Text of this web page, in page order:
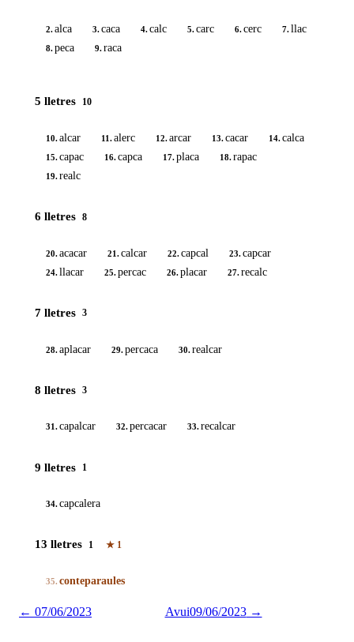
2.alca 3.caca 4.calc 5.carc 6.cerc 7.llac
8.peca 9.raca
5 lletres 10
10.alcar 11.alerc 12.arcar 13.cacar 14.calca
15.capac 16.capca 17.placa 18.rapac
19.realc
6 lletres 8
20.acacar 21.calcar 22.capcal 23.capcar
24.llacar 25.percac 26.placar 27.recalc
7 lletres 3
28.aplacar 29.percaca 30.realcar
8 lletres 3
31.capalcar 32.percacar 33.recalcar
9 lletres 1
34.capcalera
13 lletres 1 ★ 1
35. conteparaules
← 07/06/2023 Avui09/06/2023→